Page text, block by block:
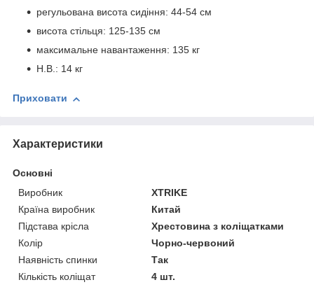
регульована висота сидіння: 44-54 см
висота стільця: 125-135 см
максимальне навантаження: 135 кг
Н.В.: 14 кг
Приховати
Характеристики
Основні
Виробник
XTRIKE
Країна виробник
Китай
Підстава крісла
Хрестовина з коліщатками
Колір
Чорно-червоний
Наявність спинки
Так
Кількість коліщат
4 шт.